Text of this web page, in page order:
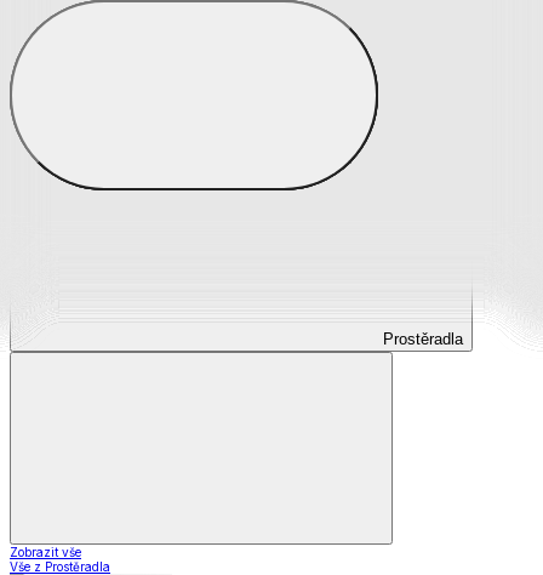
Prostěradla
Prostěradla
Zobrazit vše
Vše z Prostěradla